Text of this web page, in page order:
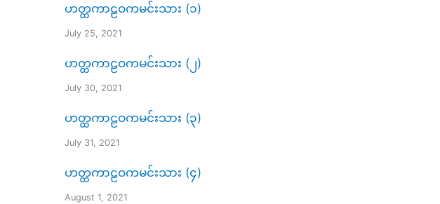
ဟတ္ထကာဠဝကမင်းသား (၁)
July 25, 2021
ဟတ္ထကာဠဝကမင်းသား (၂)
July 30, 2021
ဟတ္ထကာဠဝကမင်းသား (၃)
July 31, 2021
ဟတ္ထကာဠဝကမင်းသား (၄)
August 1, 2021